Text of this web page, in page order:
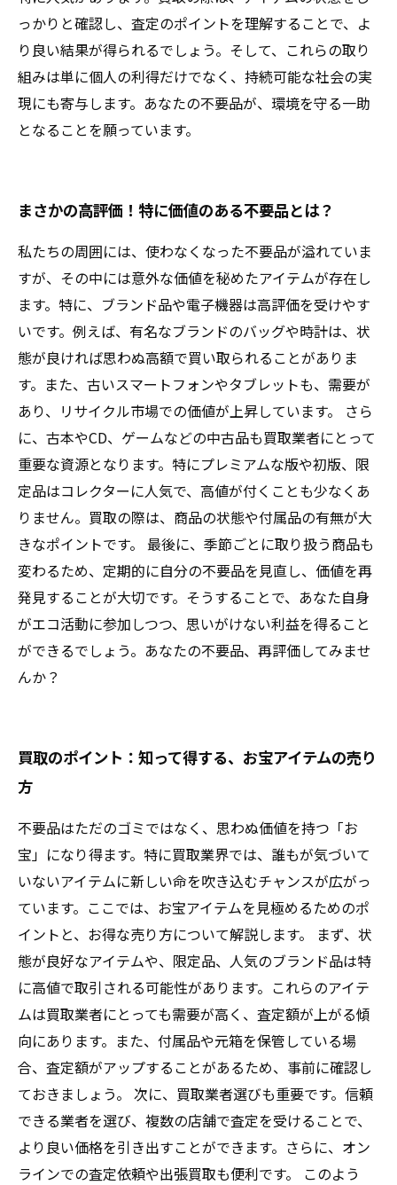
っかりと確認し、査定のポイントを理解することで、よ
り良い結果が得られるでしょう。そして、これらの取り
組みは単に個人の利得だけでなく、持続可能な社会の実
現にも寄与します。あなたの不要品が、環境を守る一助
となることを願っています。
まさかの高評価！特に価値のある不要品とは？
私たちの周囲には、使わなくなった不要品が溢れていま
すが、その中には意外な価値を秘めたアイテムが存在し
ます。特に、ブランド品や電子機器は高評価を受けやす
いです。例えば、有名なブランドのバッグや時計は、状
態が良ければ思わぬ高額で買い取られることがありま
す。また、古いスマートフォンやタブレットも、需要が
あり、リサイクル市場での価値が上昇しています。 さら
に、古本やCD、ゲームなどの中古品も買取業者にとって
重要な資源となります。特にプレミアムな版や初版、限
定品はコレクターに人気で、高値が付くことも少なくあ
りません。買取の際は、商品の状態や付属品の有無が大
きなポイントです。 最後に、季節ごとに取り扱う商品も
変わるため、定期的に自分の不要品を見直し、価値を再
発見することが大切です。そうすることで、あなた自身
がエコ活動に参加しつつ、思いがけない利益を得ること
ができるでしょう。あなたの不要品、再評価してみませ
んか？
買取のポイント：知って得する、お宝アイテムの売り
方
不要品はただのゴミではなく、思わぬ価値を持つ「お
宝」になり得ます。特に買取業界では、誰もが気づいて
いないアイテムに新しい命を吹き込むチャンスが広がっ
ています。ここでは、お宝アイテムを見極めるためのポ
イントと、お得な売り方について解説します。 まず、状
態が良好なアイテムや、限定品、人気のブランド品は特
に高値で取引される可能性があります。これらのアイテ
ムは買取業者にとっても需要が高く、査定額が上がる傾
向にあります。また、付属品や元箱を保管している場
合、査定額がアップすることがあるため、事前に確認し
ておきましょう。 次に、買取業者選びも重要です。信頼
できる業者を選び、複数の店舗で査定を受けることで、
より良い価格を引き出すことができます。さらに、オン
ラインでの査定依頼や出張買取も便利です。 このよう